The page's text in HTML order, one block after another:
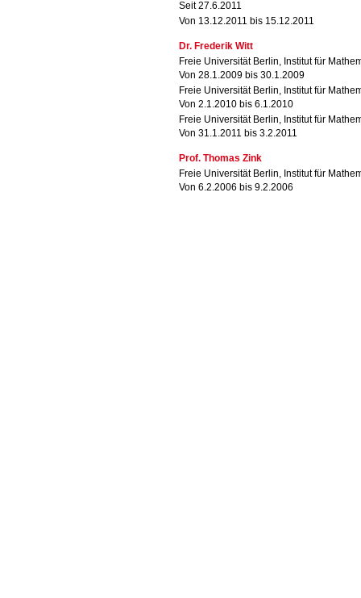
Seit 27.6.2011
Von 13.12.2011 bis 15.12.2011
Dr. Frederik Witt
Freie Universität Berlin, Institut für
Von 28.1.2009 bis 30.1.2009
Freie Universität Berlin, Institut für
Von 2.1.2010 bis 6.1.2010
Freie Universität Berlin, Institut für
Von 31.1.2011 bis 3.2.2011
Prof. Thomas Zink
Freie Universität Berlin, Institut für
Von 6.2.2006 bis 9.2.2006